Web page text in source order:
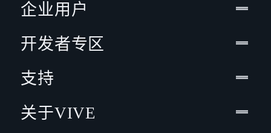
企业用户
开发者专区
支持
关于VIVE